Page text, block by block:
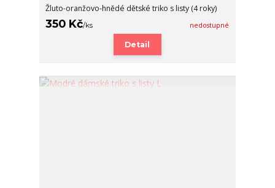
Žluto-oranžovo-hnědé dětské triko s listy (4 roky)
350 Kč/ks nedostupné
Detail